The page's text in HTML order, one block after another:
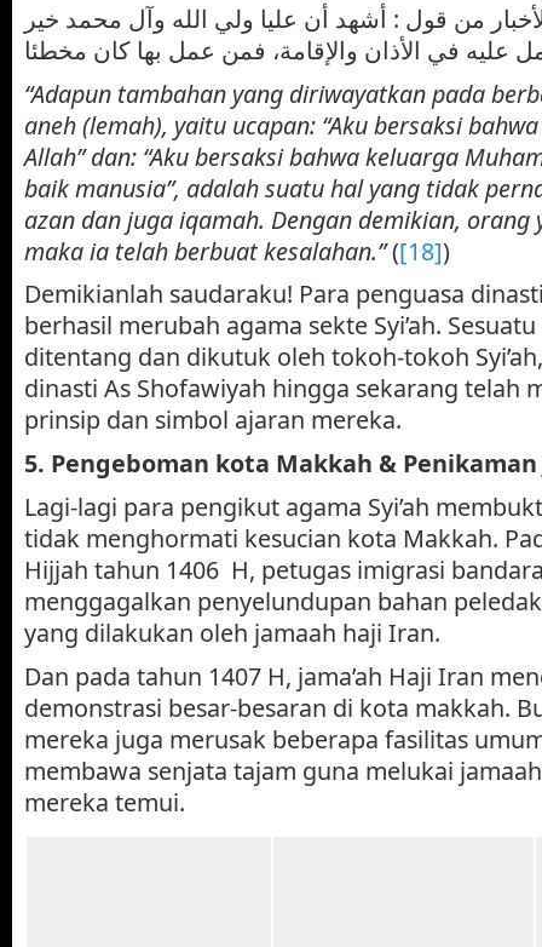
من قول : أشهد أن عليا ولي الله وآل محمد خير
“Adapun tambahan yang diriwayatkan pada
aneh (lemah), yaitu ucapan: “Aku bersaksi
Allah” dan: “Aku bersaksi bahwa keluarga
baik manusia”, adalah suatu hal yang tidak
azan dan juga iqamah. Dengan demikian, orang
maka ia telah berbuat kesalahan.”([18])
Demikianlah saudaraku! Para penguasa
berhasil merubah agama sekte Syi’ah.
ditentang dan dikutuk oleh tokoh-tokoh
dinasti As Shofawiyah hingga sekarang telah
prinsip dan simbol ajaran mereka.
5. Pengeboman kota Makkah & Penikaman
Lagi-lagi para pengikut agama Syi’ah
tidak menghormati kesucian kota Makkah.
Hijjah tahun 1406 H, petugas imigrasi
menggagalkan penyelundupan bahan
yang dilakukan oleh jamaah haji Iran.
Dan pada tahun 1407 H, jama’ah Haji Iran
demonstrasi besar-besaran di kota makkah.
mereka juga merusak beberapa fasilitas
membawa senjata tajam guna melukai
mereka temui.